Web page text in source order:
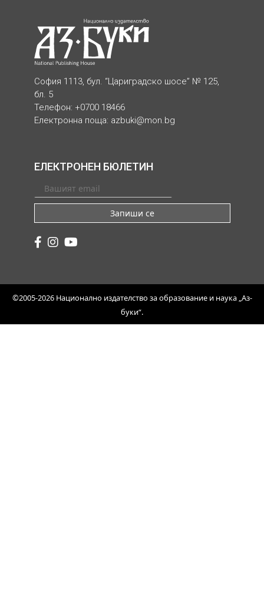
София 1113, бул. “Цариградско шосе” № 125,
бл. 5
Телефон: +0700 18466
Електронна поща: azbuki@mon.bg
ЕЛЕКТРОНЕН БЮЛЕТИН
Запиши се
©2005-2026 Национално издателство за образование и наука „Аз-
буки“.